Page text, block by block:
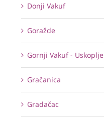
Donji Vakuf
Goražde
Gornji Vakuf - Uskoplje
Gračanica
Gradačac